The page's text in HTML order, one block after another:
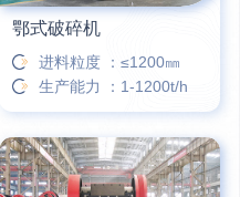
鄂式破碎机
进料粒度 ：≤1200㎜
生产能力 ：1-1200t/h